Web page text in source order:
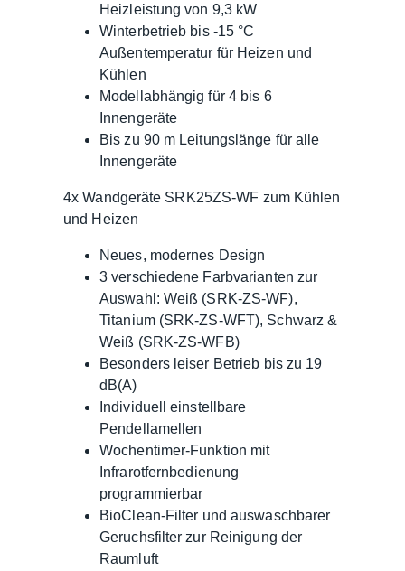
Heizleistung von 9,3 kW
Winterbetrieb bis -15 °C
Außentemperatur für Heizen und
Kühlen
Modellabhängig für 4 bis 6
Innengeräte
Bis zu 90 m Leitungslänge für alle
Innengeräte
4x Wandgeräte SRK25ZS-WF zum Kühlen
und Heizen
Neues, modernes Design
3 verschiedene Farbvarianten zur
Auswahl: Weiß (SRK-ZS-WF),
Titanium (SRK-ZS-WFT), Schwarz &
Weiß (SRK-ZS-WFB)
Besonders leiser Betrieb bis zu 19
dB(A)
Individuell einstellbare
Pendellamellen
Wochentimer-Funktion mit
Infrarotfernbedienung
programmierbar
BioClean-Filter und auswaschbarer
Geruchsfilter zur Reinigung der
Raumluft